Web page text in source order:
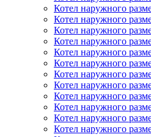
Котел наружного
Котел наружного
Котел наружного
Котел наружного
Котел наружного
Котел наружного
Котел наружного
Котел наружного
Котел наружного
Котел наружного
Котел наружного
Котел наружного